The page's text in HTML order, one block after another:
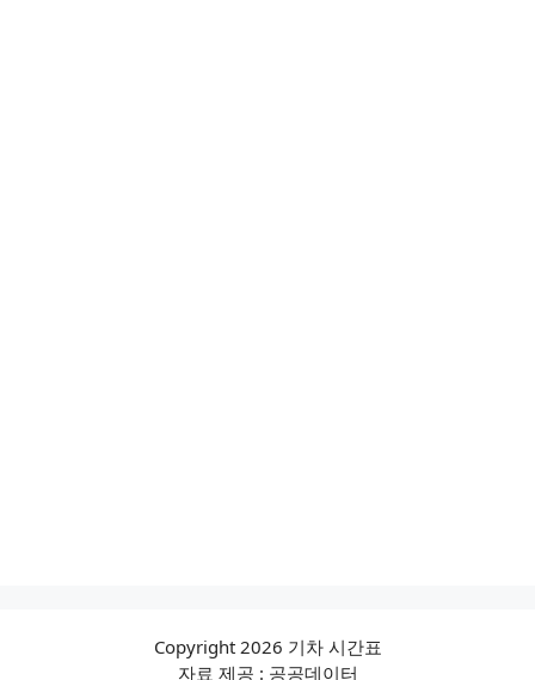
Copyright 2026 기차 시간표
자료 제공 : 공공데이터